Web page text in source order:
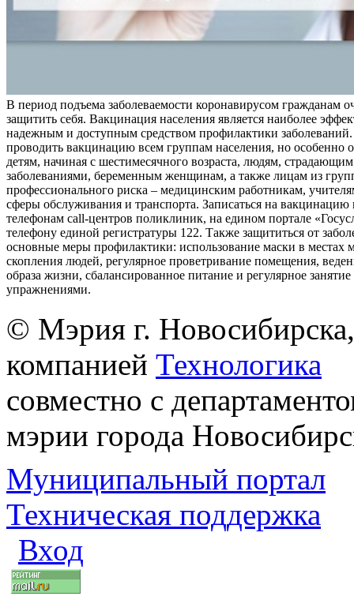
В период подъема заболеваемости коронавирусом гражданам
защитить себя. Вакцинация населения является наиболее
надежным и доступным средством профилактики заболеваний.
проводить вакцинацию всем группам населения, но особенно
детям, начиная с шестимесячного возраста, людям,
заболеваниями, беременным женщинам, а также лицам из
профессионального риска – медицинским работникам,
сферы обслуживания и транспорта. Записаться на
телефонам call-центров поликлиник, на едином портале
телефону единой регистратуры 122. Также защититься от
основные меры профилактики: использование маски в местах
скопления людей, регулярное проветривание помещения,
образа жизни, сбалансированное питание и регулярное
упражнениями.
© Мэрия г.
компанией Технологика
совместно с
мэрии города
Муниципальный портал
Техническая поддержка
Вход